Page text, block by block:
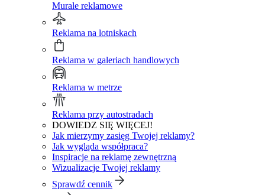
Murale reklamowe
Reklama na lotniskach
Reklama w galeriach handlowych
Reklama w metrze
Reklama przy autostradach
DOWIEDZ SIĘ WIĘCEJ!
Jak mierzymy zasięg Twojej reklamy?
Jak wygląda współpraca?
Inspiracje na reklamę zewnętrzną
Wizualizacje Twojej reklamy
Sprawdź cennik